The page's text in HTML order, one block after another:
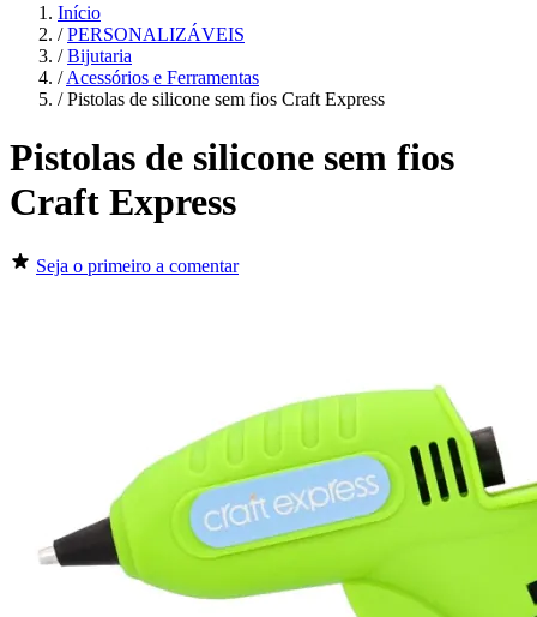
Início
/ PERSONALIZÁVEIS
/ Bijutaria
/ Acessórios e Ferramentas
/ Pistolas de silicone sem fios Craft Express
Pistolas de silicone sem fios
Craft Express
Seja o primeiro a comentar